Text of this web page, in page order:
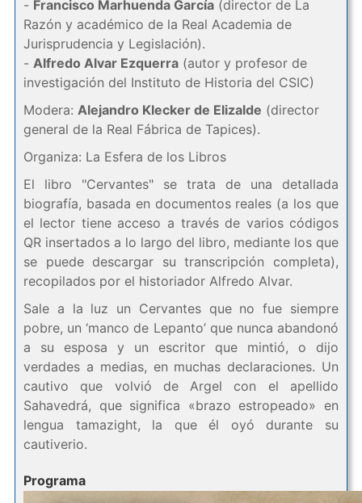
- Francisco Marhuenda García(director de La
Razón y académico de la Real Academia de
Jurisprudencia y Legislación).
- Alfredo Alvar Ezquerra(autor y profesor de
investigación del Instituto de Historia del CSIC)
Modera: Alejandro Klecker de Elizalde (director
general de la Real Fábrica de Tapices).
Organiza: La Esfera de los Libros
El libro "Cervantes" se trata de una detallada
biografía, basada en documentos reales (a los que
el lector tiene acceso a través de varios códigos
QR insertados a lo largo del libro, mediante los que
se puede descargar su transcripción completa),
recopilados por el historiador Alfredo Alvar.
Sale a la luz un Cervantes que no fue siempre
pobre, un ‘manco de Lepanto’ que nunca abandonó
a su esposa y un escritor que mintió, o dijo
verdades a medias, en muchas declaraciones. Un
cautivo que volvió de Argel con el apellido
Sahavedrá, que significa «brazo estropeado» en
lengua tamazight, la que él oyó durante su
cautiverio.
Programa